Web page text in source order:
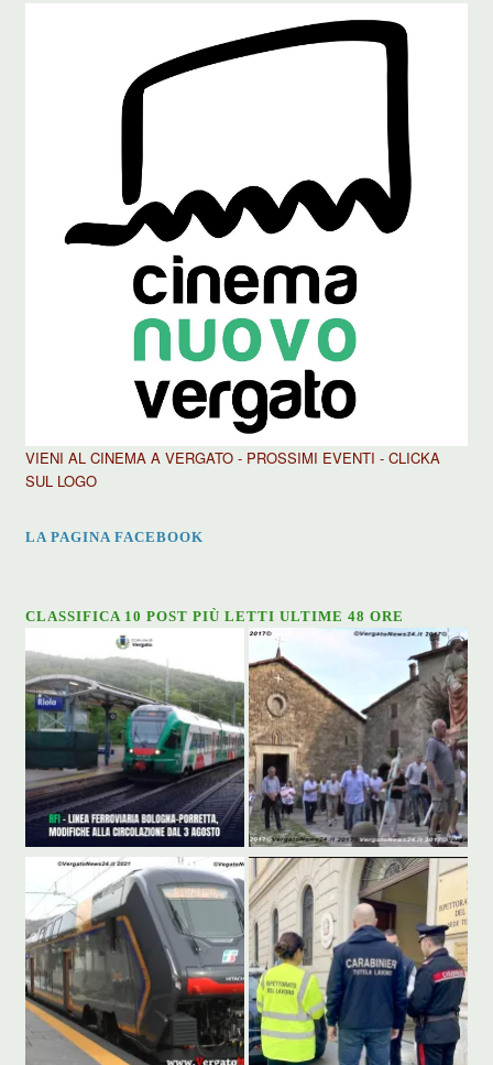
VIENI AL CINEMA A VERGATO - PROSSIMI EVENTI - CLICKA
SUL LOGO
LA PAGINA FACEBOOK
CLASSIFICA 10 POST PIÙ LETTI ULTIME 48 ORE